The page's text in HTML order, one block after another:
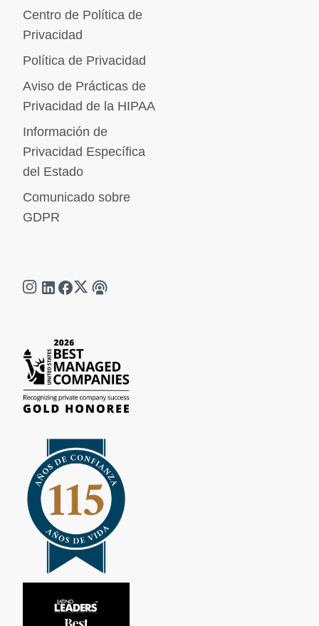
Centro de Política de
Privacidad
Política de Privacidad
Aviso de Prácticas de
Privacidad de la HIPAA
Información de
Privacidad Específica
del Estado
Comunicado sobre
GDPR